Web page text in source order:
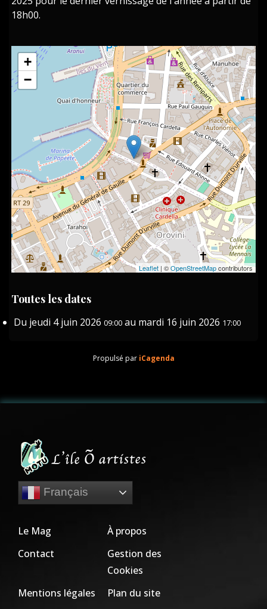
18h00.
+
−
Leaflet| ©OpenStreetMapcontributors
Toutes les dates
Du jeudi 4 juin 2026 09:00 au mardi 16 juin 2026 17:00
Propulsé par iCagenda
Français
Le Mag
À propos
Contact
Gestion des
Cookies
Mentions légales
Plan du site